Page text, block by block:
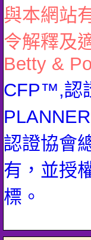
與本網站
令解釋及
Betty &
CFP™,認
認證協會
有，並授
標。